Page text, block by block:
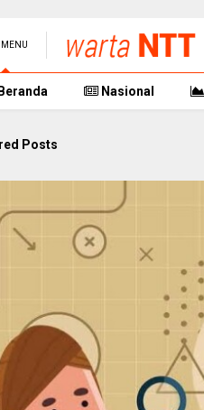
MENU
Beranda Nasional
Posts